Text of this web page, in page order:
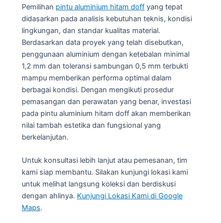
Pemilihan pintu aluminium hitam doff yang tepat
didasarkan pada analisis kebutuhan teknis, kondisi
lingkungan, dan standar kualitas material.
Berdasarkan data proyek yang telah disebutkan,
penggunaan aluminium dengan ketebalan minimal
1,2 mm dan toleransi sambungan 0,5 mm terbukti
mampu memberikan performa optimal dalam
berbagai kondisi. Dengan mengikuti prosedur
pemasangan dan perawatan yang benar, investasi
pada pintu aluminium hitam doff akan memberikan
nilai tambah estetika dan fungsional yang
berkelanjutan.
Untuk konsultasi lebih lanjut atau pemesanan, tim
kami siap membantu. Silakan kunjungi lokasi kami
untuk melihat langsung koleksi dan berdiskusi
dengan ahlinya. Kunjungi Lokasi Kami di Google
Maps.